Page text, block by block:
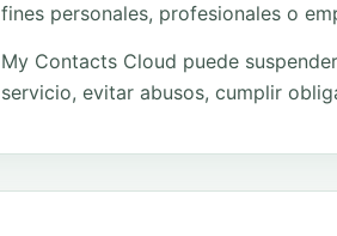
fines personales, profesionales o
My Contacts Cloud puede
servicio, evitar abusos, cumplir